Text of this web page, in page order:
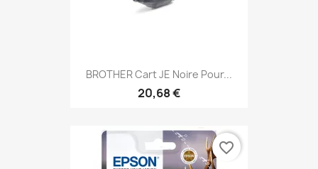
BROTHER Cart JE Noire Pour...
20,68 €
favorite_border